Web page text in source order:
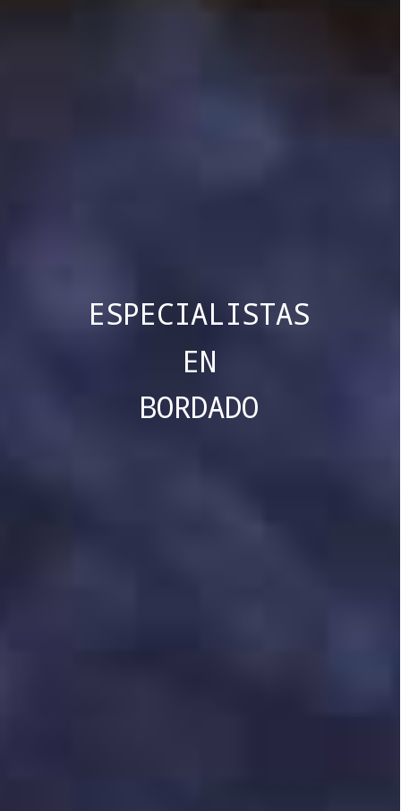
ESPECIALISTAS
EN
BORDADO